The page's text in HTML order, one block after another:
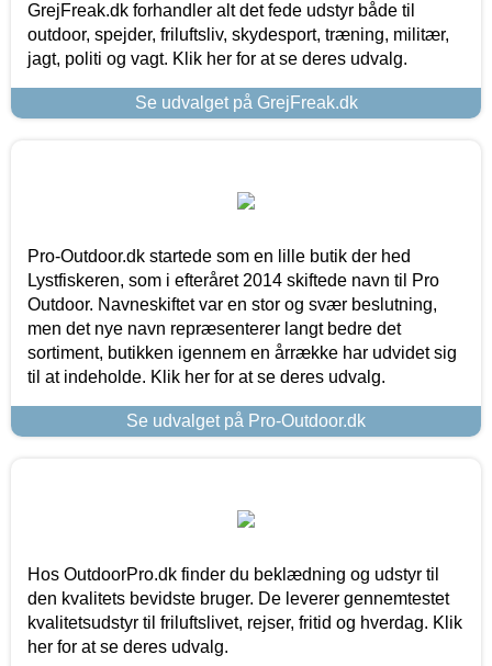
GrejFreak.dk forhandler alt det fede udstyr både til
outdoor, spejder, friluftsliv, skydesport, træning, militær,
jagt, politi og vagt. Klik her for at se deres udvalg.
Se udvalget på GrejFreak.dk
Pro-Outdoor.dk startede som en lille butik der hed
Lystfiskeren, som i efteråret 2014 skiftede navn til Pro
Outdoor. Navneskiftet var en stor og svær beslutning,
men det nye navn repræsenterer langt bedre det
sortiment, butikken igennem en årrække har udvidet sig
til at indeholde. Klik her for at se deres udvalg.
Se udvalget på Pro-Outdoor.dk
Hos OutdoorPro.dk finder du beklædning og udstyr til
den kvalitets bevidste bruger. De leverer gennemtestet
kvalitetsudstyr til friluftslivet, rejser, fritid og hverdag. Klik
her for at se deres udvalg.